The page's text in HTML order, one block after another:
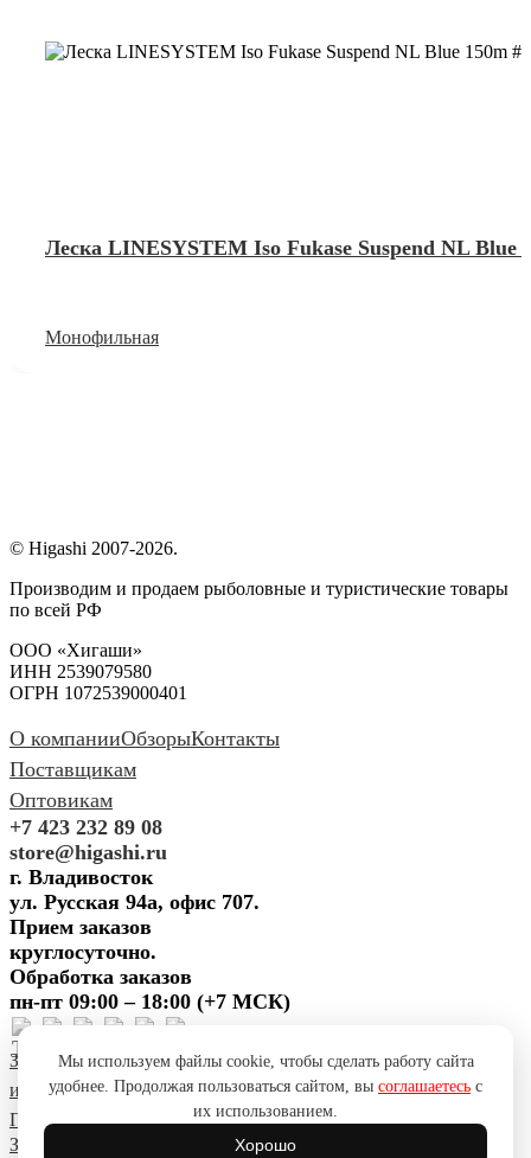
Леска LINESYSTEM Iso Fukase Suspend NL Blue
Монофильная
© Higashi 2007-2026.
Производим и продаем рыболовные и туристические товары
по всей РФ
ООО «Хигаши»
ИНН 2539079580
ОГРН 1072539000401
О компанииОбзорыКонтакты
Поставщикам
Оптовикам
+7 423 232 89 08
store@higashi.ru
г. Владивосток
ул. Русская 94а, офис 707.
Прием заказов
круглосуточно.
Обработка заказов
пн-пт 09:00 – 18:00 (+7 МСК)
Задать вопросПредложить
идеюПоблагодаритьПожаловаться Сообщить об ошибке
Политика конфиденциальностиСогласие на обработку ПД
Задать вопрос
Мы используем файлы cookie, чтобы сделать работу сайта
удобнее. Продолжая пользоваться сайтом, вы соглашаетесь с
их использованием.
Хорошо